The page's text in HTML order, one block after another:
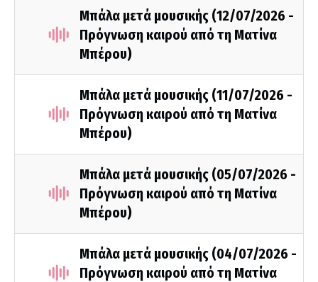
Μπάλα μετά μουσικής (12/07/2026 -
Πρόγνωση καιρού από τη Ματίνα
Μπέρου)
Μπάλα μετά μουσικής (11/07/2026 -
Πρόγνωση καιρού από τη Ματίνα
Μπέρου)
Μπάλα μετά μουσικής (05/07/2026 -
Πρόγνωση καιρού από τη Ματίνα
Μπέρου)
Μπάλα μετά μουσικής (04/07/2026 -
Πρόγνωση καιρού από τη Ματίνα